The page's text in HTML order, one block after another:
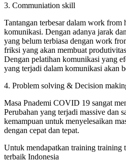
3. Communiation skill
Tantangan terbesar dalam work from
komunikasi. Dengan adanya jarak
yang belum terbiasa dengan work
friksi yang akan membuat
Dengan pelatihan komunikasi yang
yang terjadi dalam komunikasi akan
4. Problem solving & Decision
Masa Pnademi COVID 19 sangat
Perubahan yang terjadi massive dan
kemampuan untuk menyelesaikan
dengan cepat dan tepat.
Untuk mendapatkan training training
terbaik Indonesia